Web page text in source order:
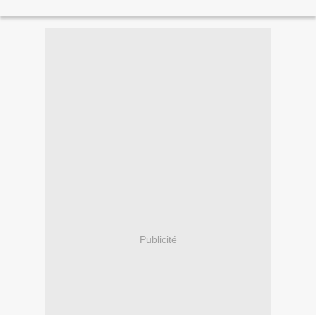
Publicité